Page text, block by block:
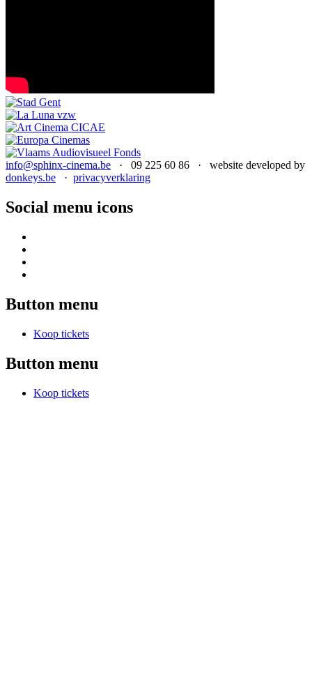
info@sphinx-cinema.be · 09 225 60 86 · website developed by
donkeys.be · privacyverklaring
Social menu icons
Button menu
Koop tickets
Button menu
Koop tickets